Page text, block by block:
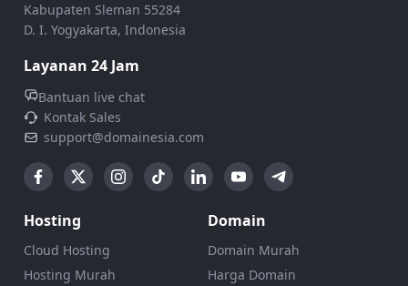
Kabupaten Sleman 55284
D. I. Yogyakarta, Indonesia
Layanan 24 Jam
Bantuan live chat
Kontak Sales
support@domainesia.com
Hosting
Cloud Hosting
Hosting Murah
Domain
Domain Murah
Harga Domain